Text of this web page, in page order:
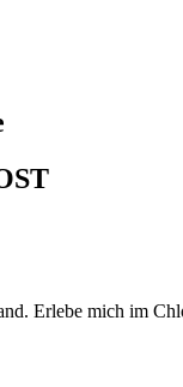
Erlebe mich im